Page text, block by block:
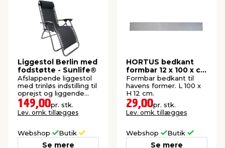
Liggestol Berlin med
fodstøtte - Sunlife®
Afslappende liggestol
med trinløs indstilling til
oprejst og liggende
position.
149,00pr. stk.
Lev. omk. tillægges
Webshop Butik
Se mere
HORTUS bedkant
formbar 12 x 100 x cm
– galv.
Formbar bedkant til
havens former. L 100 x
H 12 cm.
29,00pr. stk.
Lev. omk. tillægges
Webshop Butik
Se mere